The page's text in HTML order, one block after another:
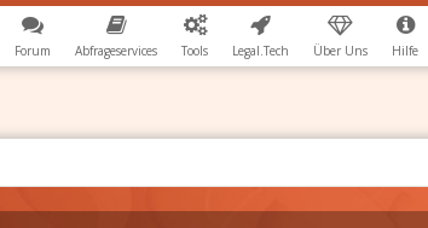
Forum Abfrageservices Tools Legal.Tech Über Uns Hilfe